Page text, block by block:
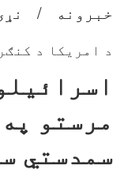
خبرونه /
د امریکا د
مرستو
سمدستي